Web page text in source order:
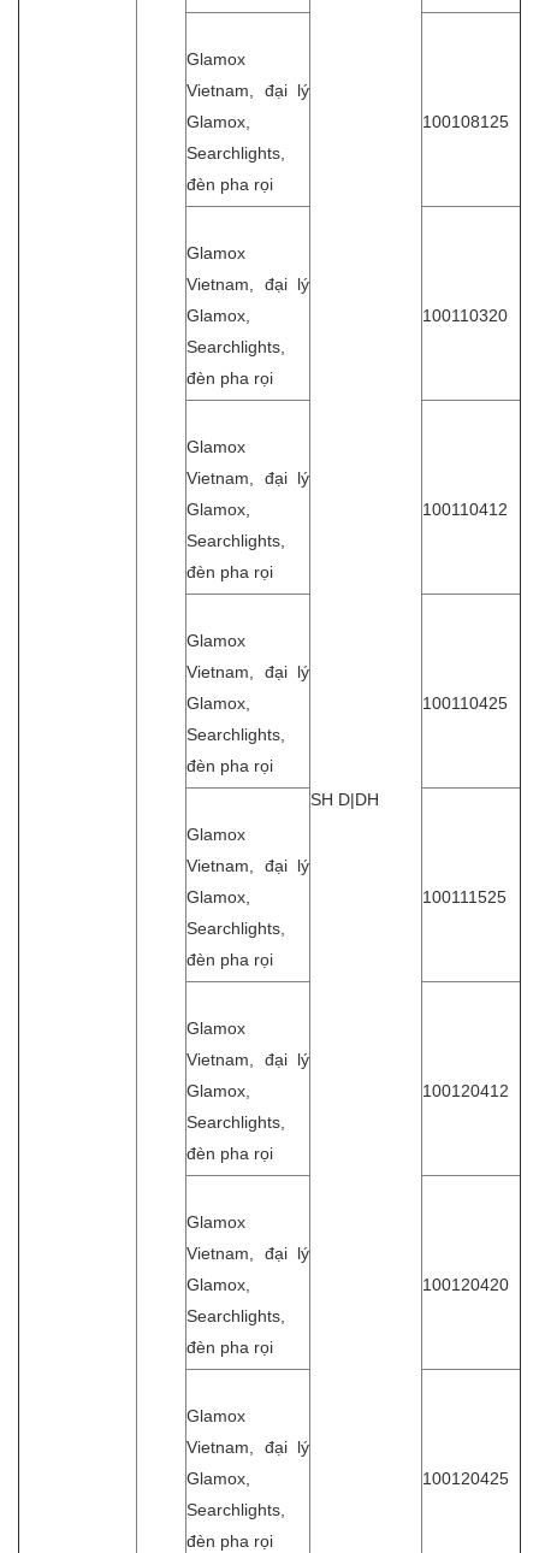
SH D|DH
Glamox
Vietnam, đại lý
Glamox,
Searchlights,
đèn pha rọi
100108125
Glamox
Vietnam, đại lý
Glamox,
Searchlights,
đèn pha rọi
100110320
Glamox
Vietnam, đại lý
Glamox,
Searchlights,
đèn pha rọi
100110412
Glamox
Vietnam, đại lý
Glamox,
Searchlights,
đèn pha rọi
100110425
Glamox
Vietnam, đại lý
Glamox,
Searchlights,
đèn pha rọi
100111525
Glamox
Vietnam, đại lý
Glamox,
Searchlights,
đèn pha rọi
100120412
Glamox
Vietnam, đại lý
Glamox,
Searchlights,
đèn pha rọi
100120420
Glamox
Vietnam, đại lý
Glamox,
Searchlights,
đèn pha rọi
100120425